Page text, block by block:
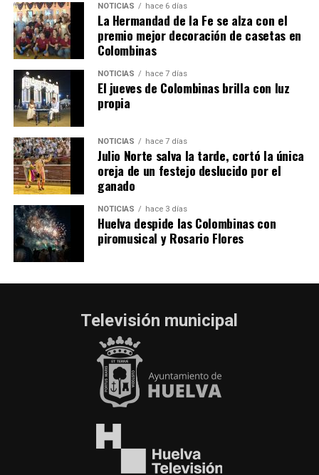
QUINTA CORRIDA DE LAS FIESTAS COLOMBINAS
2026
hace 4 días· Huelvatv
NOTICIAS hace 6 días
La Hermandad de la Fe se alza con el
premio mejor decoración de casetas en
Colombinas
NOTICIAS hace 7 días
El jueves de Colombinas brilla con luz
propia
NOTICIAS hace 7 días
Julio Norte salva la tarde, cortó la única
oreja de un festejo deslucido por el
ganado
NOTICIAS hace 3 días
Huelva despide las Colombinas con
piromusical y Rosario Flores
Televisión municipal